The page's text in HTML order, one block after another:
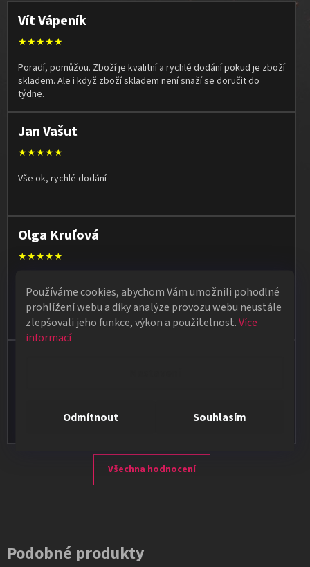
Používáme cookies, abychom Vám umožnili pohodlné
prohlížení webu a díky analýze provozu webu neustále
zlepšovali jeho funkce, výkon a použitelnost.Více
informací
Odmítnout Souhlasím
Vít Vápeník
★★★★★
Poradí, pomůžou. Zboží je kvalitní a rychlé dodání pokud je zboží
skladem. Ale i když zboží skladem není snaží se doručit do
týdne.
Jan Vašut
★★★★★
Vše ok, rychlé dodání
Olga Kruľová
★★★★★
perfektně, syn měl velký úspěch s kouzelnickým představením
na školní besídce. Objednávka dorazila po 4 dnech, takže
naprostá spokojenost.
Všechna hodnocení
Podobné produkty